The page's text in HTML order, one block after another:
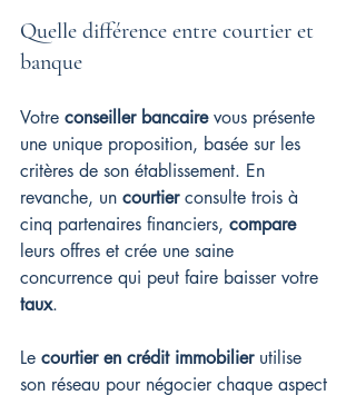
Quelle différence entre courtier et
banque
Votre conseiller bancaire vous présente
une unique proposition, basée sur les
critères de son établissement. En
revanche, un courtier consulte trois à
cinq partenaires financiers, compare
leurs offres et crée une saine
concurrence qui peut faire baisser votre
taux.
Le courtier en crédit immobilier utilise
son réseau pour négocier chaque aspect